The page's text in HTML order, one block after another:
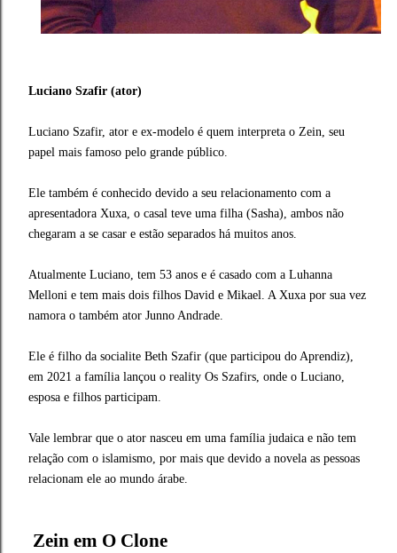
Luciano Szafir (ator)
Luciano Szafir, ator e ex-modelo é quem interpreta o Zein, seu
papel mais famoso pelo grande público.
Ele também é conhecido devido a seu relacionamento com a
apresentadora Xuxa, o casal teve uma filha (Sasha), ambos não
chegaram a se casar e estão separados há muitos anos.
Atualmente Luciano, tem 53 anos e é casado com a Luhanna
Melloni e tem mais dois filhos David e Mikael. A Xuxa por sua vez
namora o também ator Junno Andrade.
Ele é filho da socialite Beth Szafir (que participou do Aprendiz),
em 2021 a família lançou o reality Os Szafirs, onde o Luciano,
esposa e filhos participam.
Vale lembrar que o ator nasceu em uma família judaica e não tem
relação com o islamismo, por mais que devido a novela as pessoas
relacionam ele ao mundo árabe.
Zein em O Clone